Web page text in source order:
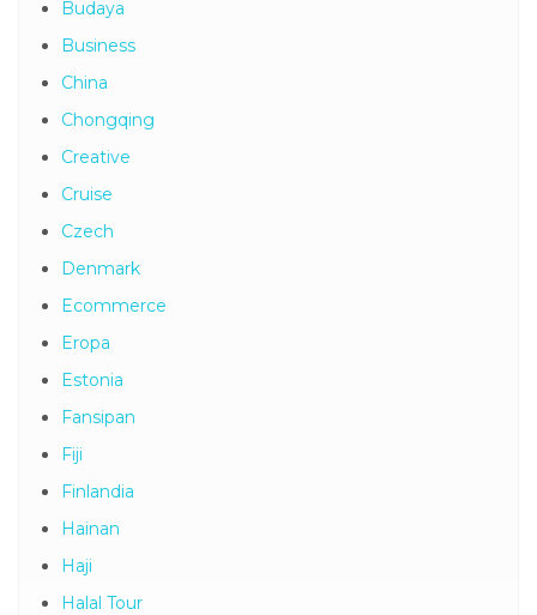
Budaya
Business
China
Chongqing
Creative
Cruise
Czech
Denmark
Ecommerce
Eropa
Estonia
Fansipan
Fiji
Finlandia
Hainan
Haji
Halal Tour